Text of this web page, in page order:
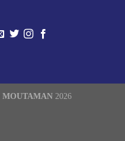
MOUTAMAN 2026